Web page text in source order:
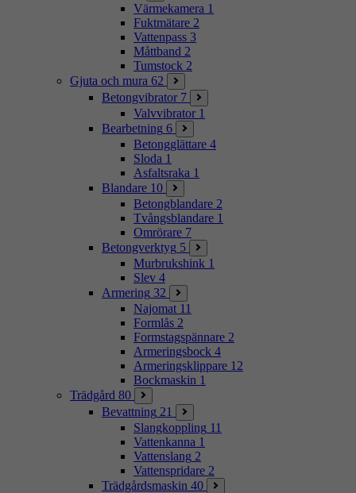
Värmekamera 1
Fuktmätare 2
Vattenpass 3
Måttband 2
Tumstock 2
Gjuta och mura 62
Betongvibrator 7
Valvvibrator 1
Bearbetning 6
Betongglättare 4
Sloda 1
Asfaltsraka 1
Blandare 10
Betongblandare 2
Tvångsblandare 1
Omrörare 7
Betongverktyg 5
Murbrukshink 1
Slev 4
Armering 32
Najomat 11
Formlås 2
Formstagspännare 2
Armeringsbock 4
Armeringsklippare 12
Bockmaskin 1
Trädgård 80
Bevattning 21
Slangkoppling 11
Vattenkanna 1
Vattenslang 2
Vattenspridare 2
Trädgårdsmaskin 40